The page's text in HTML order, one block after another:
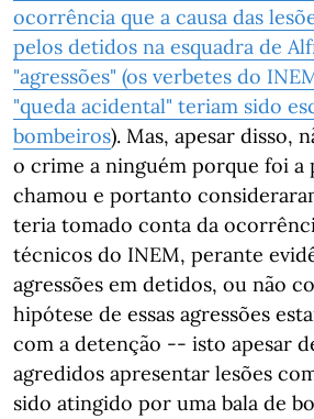
ocorrência que a causa das
pelos detidos na esquadra de
"agressões" (os verbetes do
"queda acidental" teriam sido
bombeiros). Mas, apesar disso,
o crime a ninguém porque foi a
chamou e portanto
teria tomado conta da
técnicos do INEM, perante
agressões em detidos, ou não
hipótese de essas agressões
com a detenção -- isto apesar
agredidos apresentar lesões
sido atingido por uma bala de